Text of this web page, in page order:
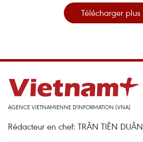
Télécharger plus
AGENCE VIETNAMIENNE D'INFORMATION (VNA)
Rédacteur en chef: TRÂN TIÊN DUÂN